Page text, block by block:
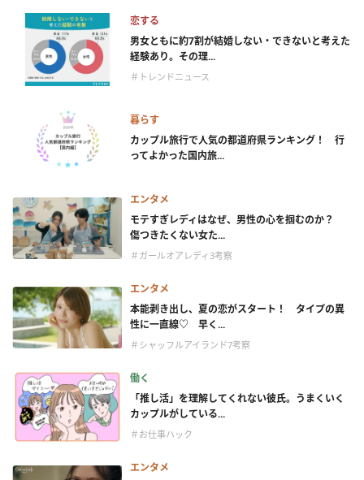
恋する
男女ともに約7割が結婚しない・できないと考えた
経験あり。その理...
＃トレンドニュース
暮らす
カップル旅行で人気の都道府県ランキング！ 行
ってよかった国内旅...
エンタメ
モテすぎレディはなぜ、男性の心を掴むのか？
傷つきたくない女た...
＃ガールオアレディ3考察
エンタメ
本能剥き出し、夏の恋がスタート！ タイプの異
性に一直線♡ 早く...
＃シャッフルアイランド7考察
働く
「推し活」を理解してくれない彼氏。うまくいく
カップルがしている...
＃お仕事ハック
エンタメ